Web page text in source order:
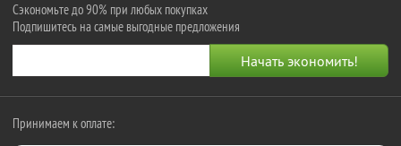
Сэкономьте до 90% при любых покупках
Подпишитесь на самые выгодные предложения
Принимаем к оплате: